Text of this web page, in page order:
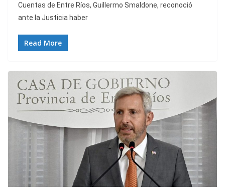
Cuentas de Entre Ríos, Guillermo Smaldone, reconoció
ante la Justicia haber
Read More